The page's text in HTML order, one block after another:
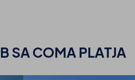
SA COMA PLATJA